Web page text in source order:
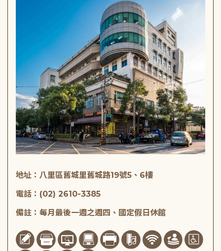
地址：八里區舊城里舊城路19號5、6樓
電話：(02) 2610-3385
備註：每月最後一週之週四、國定假日休館